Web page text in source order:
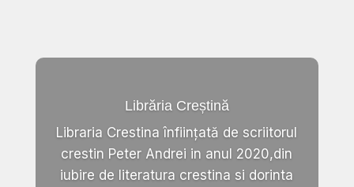
Librăria Creștină
Libraria Crestina înființată de scriitorul
crestin Peter Andrei in anul 2020,din
iubire de literatura crestina si dorinta